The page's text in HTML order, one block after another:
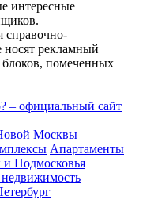
интересные
справочно-
рекламный
помеченных
– официальный сайт
Москвы
Апартаменты
Подмосковья